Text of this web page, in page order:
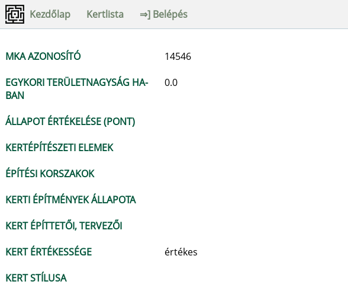
Kezdőlap Kertlista ⇒] Belépés
MKA AZONOSÍTÓ
14546
EGYKORI TERÜLETNAGYSÁG HA-
BAN
0.0
ÁLLAPOT ÉRTÉKELÉSE (PONT)
KERTÉPÍTÉSZETI ELEMEK
ÉPÍTÉSI KORSZAKOK
KERTI ÉPÍTMÉNYEK ÁLLAPOTA
KERT ÉPÍTTETŐI, TERVEZŐI
KERT ÉRTÉKESSÉGE
értékes
KERT STÍLUSA